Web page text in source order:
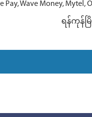
Pay, Wave Money,
ရန်ကုန်